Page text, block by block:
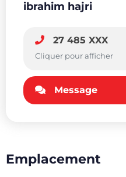
ibrahim hajri
27 485 XXX
Cliquer pour afficher
Message
Emplacement